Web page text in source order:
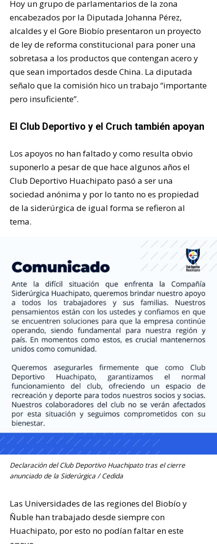
Hoy un grupo de parlamentarios de la zona
encabezados por la Diputada Johanna Pérez,
alcaldes y el Gore Biobío presentaron un proyecto
de ley de reforma constitucional para poner una
sobretasa a los productos que contengan acero y
que sean importados desde China. La diputada
señalo que la comisión hico un trabajo “importante
pero insuficiente”.
El Club Deportivo y el Cruch también apoyan
Los apoyos no han faltado y como resulta obvio
suponerlo a pesar de que hace algunos años el
Club Deportivo Huachipato pasó a ser una
sociedad anónima y por lo tanto no es propiedad
de la siderúrgica de igual forma se refieron al
tema.
Declaración del Club Deportivo Huachipato tras el cierre
anunciado de la Siderúrgica / Cedida
Las Universidades de las regiones del Biobío y
Ñuble han trabajado desde siempre con
Huachipato, por esto no podían faltar en este